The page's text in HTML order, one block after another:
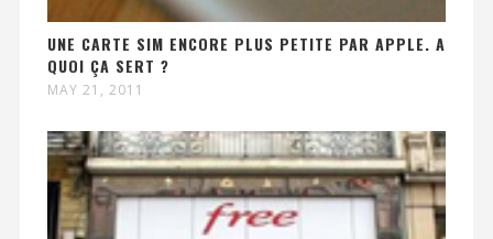
UNE CARTE SIM ENCORE PLUS PETITE PAR APPLE. A
QUOI ÇA SERT ?
MAY 21, 2011